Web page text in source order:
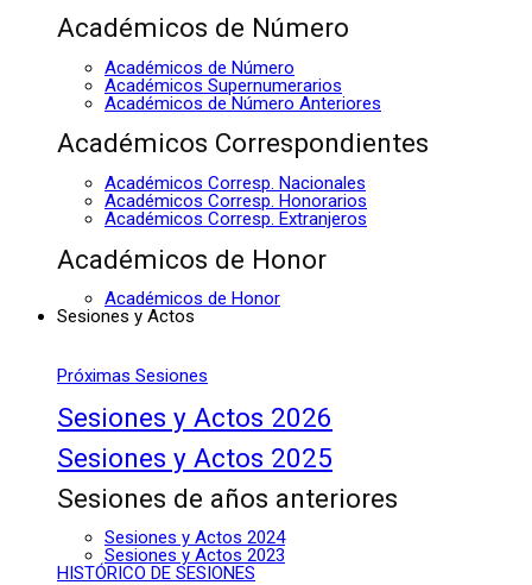
Académicos de Número
Académicos de Número
Académicos Supernumerarios
Académicos de Número Anteriores
Académicos Correspondientes
Académicos Corresp. Nacionales
Académicos Corresp. Honorarios
Académicos Corresp. Extranjeros
Académicos de Honor
Académicos de Honor
Sesiones y Actos
Próximas Sesiones
Sesiones y Actos 2026
Sesiones y Actos 2025
Sesiones de años anteriores
Sesiones y Actos 2024
Sesiones y Actos 2023
HISTÓRICO DE SESIONES